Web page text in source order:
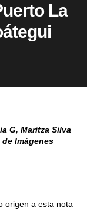
La
G, Maritza Silva
Imágenes
origen a esta nota